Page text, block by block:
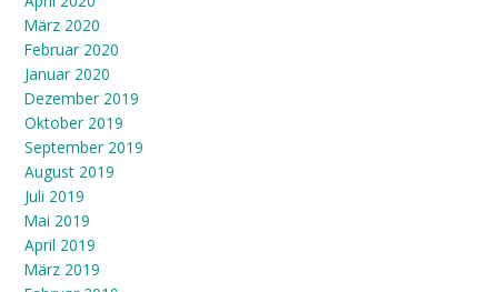
März 2020
Februar 2020
Januar 2020
Dezember 2019
Oktober 2019
September 2019
August 2019
Juli 2019
Mai 2019
April 2019
März 2019